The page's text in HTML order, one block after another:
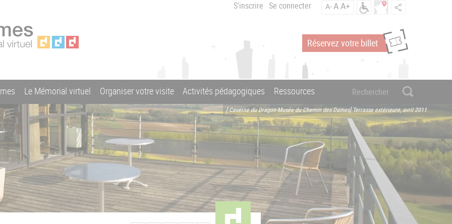
S'inscrire Se connecter A-AA+
Réservez votre billet
Le Mémorial virtuel Organiser votre visite Activités pédagogiques Ressources
[ Caverne du Dragon-Musée du Chemin des Dames] Terrasse extérieure, avril 2011